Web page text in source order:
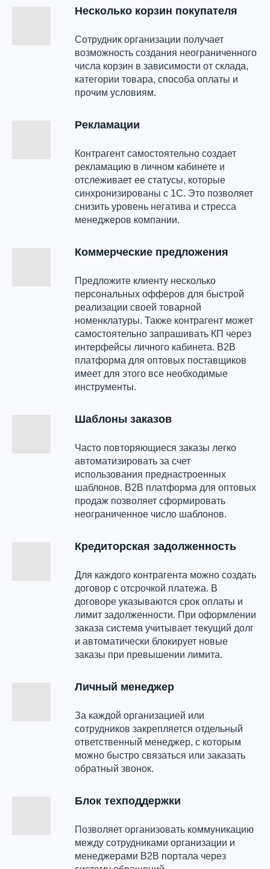
Несколько корзин покупателя
Сотрудник организации получает
возможность создания неограниченного
числа корзин в зависимости от склада,
категории товара, способа оплаты и
прочим условиям.
Рекламации
Контрагент самостоятельно создает
рекламацию в личном кабинете и
отслеживает ее статусы, которые
синхронизированы с 1С. Это позволяет
снизить уровень негатива и стресса
менеджеров компании.
Коммерческие предложения
Предложите клиенту несколько
персональных офферов для быстрой
реализации своей товарной
номенклатуры. Также контрагент может
самостоятельно запрашивать КП через
интерфейсы личного кабинета. B2B
платформа для оптовых поставщиков
имеет для этого все необходимые
инструменты.
Шаблоны заказов
Часто повторяющиеся заказы легко
автоматизировать за счет
использования преднастроенных
шаблонов. B2B платформа для оптовых
продаж позволяет сформировать
неограниченное число шаблонов.
Кредиторская задолженность
Для каждого контрагента можно создать
договор с отсрочкой платежа. В
договоре указываются срок оплаты и
лимит задолженности. При оформлении
заказа система учитывает текущий долг
и автоматически блокирует новые
заказы при превышении лимита.
Личный менеджер
За каждой организацией или
сотрудников закрепляется отдельный
ответственный менеджер, с которым
можно быстро связаться или заказать
обратный звонок.
Блок техподдержки
Позволяет организовать коммуникацию
между сотрудниками организации и
менеджерами B2B портала через